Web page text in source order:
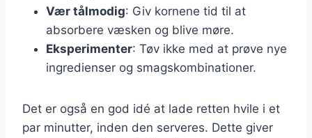
Vær tålmodig: Giv kornene tid til at
absorbere væsken og blive møre.
Eksperimenter: Tøv ikke med at prøve nye
ingredienser og smagskombinationer.
Det er også en god idé at lade retten hvile i et
par minutter, inden den serveres. Dette giver